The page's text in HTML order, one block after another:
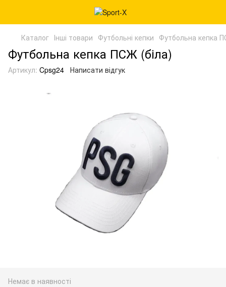
Каталог Інші товари Футбольні кепки Футбольна кепка
Футбольна кепка ПСЖ (біла)
Артикул: Cpsg24 Написати відгук
Немає в наявності